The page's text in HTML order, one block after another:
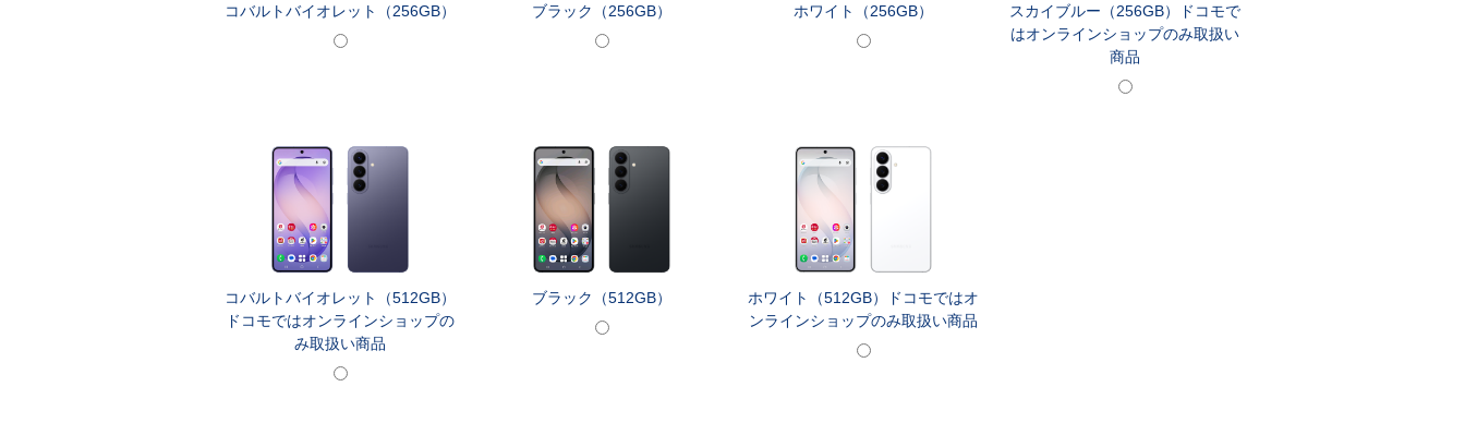
コバルトバイオレット（256GB） ブラック（256GB） ホワイト（256GB）
スカイブルー（256GB）ドコモで
はオンラインショップのみ取扱い
商品
コバルトバイオレット（512GB）
ドコモではオンラインショップの
み取扱い商品
ブラック（512GB）
ホワイト（512GB）ドコモではオ
ンラインショップのみ取扱い商品